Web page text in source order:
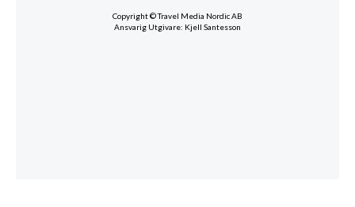
Copyright © Travel Media Nordic AB
Ansvarig Utgivare: Kjell Santesson